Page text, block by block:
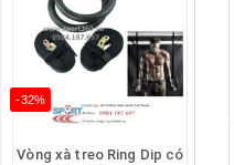
-32%
Vòng xà treo Ring Dip có